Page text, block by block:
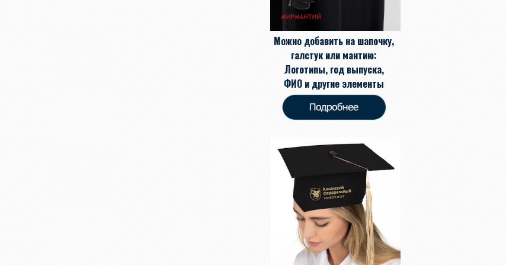
Можно добавить на шапочку,
галстук или мантию:
Логотипы, год выпуска,
ФИО и другие элементы